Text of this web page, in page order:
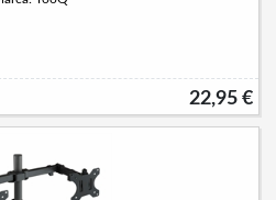
22,95 €